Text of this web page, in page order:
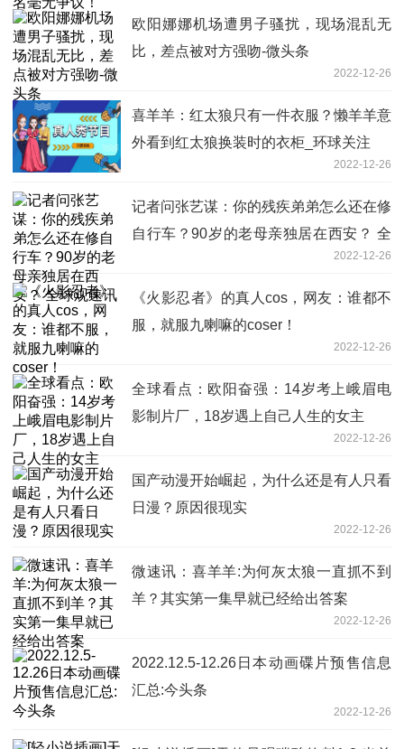
欧阳娜娜机场遭男子骚扰，现场混乱无
比，差点被对方强吻-微头条
2022-12-26
喜羊羊：红太狼只有一件衣服？懒羊羊意
外看到红太狼换装时的衣柜_环球关注
2022-12-26
记者问张艺谋：你的残疾弟弟怎么还在修
自行车？90岁的老母亲独居在西安？ 全
2022-12-26
《火影忍者》的真人cos，网友：谁都不
服，就服九喇嘛的coser！
2022-12-26
全球看点：欧阳奋强：14岁考上峨眉电
影制片厂，18岁遇上自己人生的女主
2022-12-26
国产动漫开始崛起，为什么还是有人只看
日漫？原因很现实
2022-12-26
微速讯：喜羊羊:为何灰太狼一直抓不到
羊？其实第一集早就已经给出答案
2022-12-26
2022.12.5-12.26日本动画碟片预售信息
汇总:今头条
2022-12-26